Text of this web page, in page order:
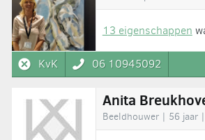
13 eigenschappen
KvK 06 10945092
Anita
Beeldhouwer | 56 jaar